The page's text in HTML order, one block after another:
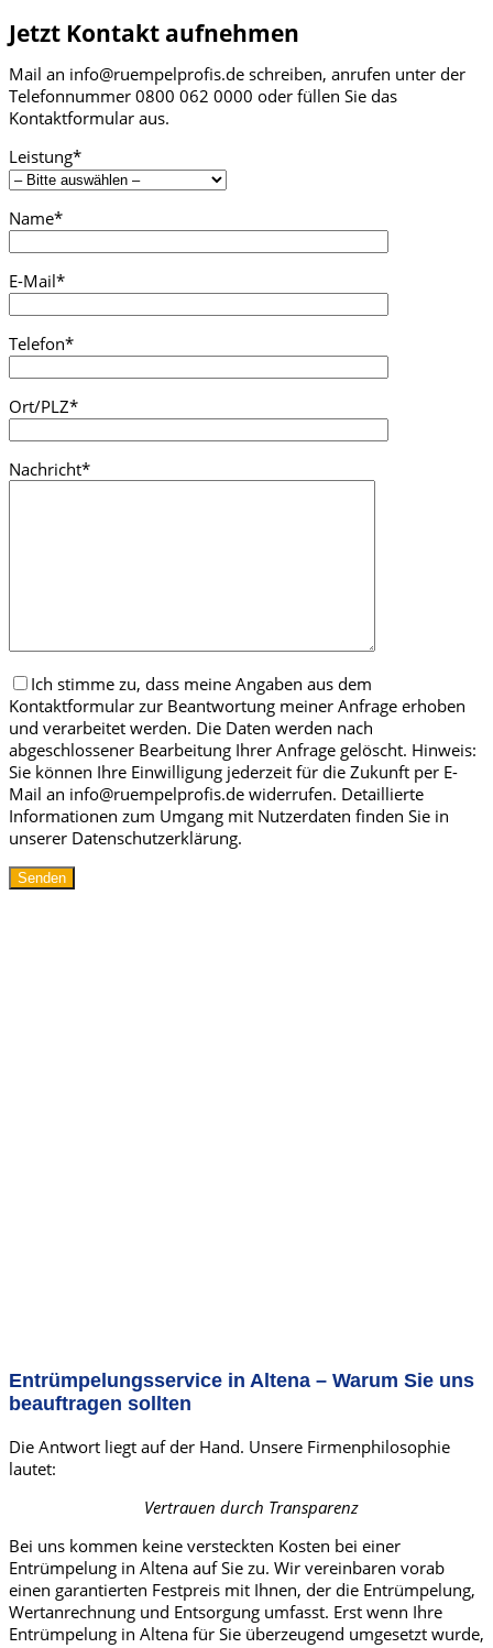
Jetzt Kontakt aufnehmen
Mail an info@ruempelprofis.de schreiben, anrufen unter der
Telefonnummer 0800 062 0000​ oder füllen Sie das
Kontaktformular aus.
Leistung*
Name*
E-Mail*
Telefon*
Ort/PLZ*
Nachricht*
Ich stimme zu, dass meine Angaben aus dem
Kontaktformular zur Beantwortung meiner Anfrage erhoben
und verarbeitet werden. Die Daten werden nach
abgeschlossener Bearbeitung Ihrer Anfrage gelöscht. Hinweis:
Sie können Ihre Einwilligung jederzeit für die Zukunft per E-
Mail an info@ruempelprofis.de widerrufen. Detaillierte
Informationen zum Umgang mit Nutzerdaten finden Sie in
unserer Datenschutzerklärung.
Entrümpelungsservice in Altena – Warum Sie uns
beauftragen sollten
Die Antwort liegt auf der Hand. Unsere Firmenphilosophie
lautet:
Vertrauen durch Transparenz
Bei uns kommen keine versteckten Kosten bei einer
Entrümpelung in Altena auf Sie zu. Wir vereinbaren vorab
einen garantierten Festpreis mit Ihnen, der die Entrümpelung,
Wertanrechnung und Entsorgung umfasst. Erst wenn Ihre
Entrümpelung in Altena für Sie überzeugend umgesetzt wurde,